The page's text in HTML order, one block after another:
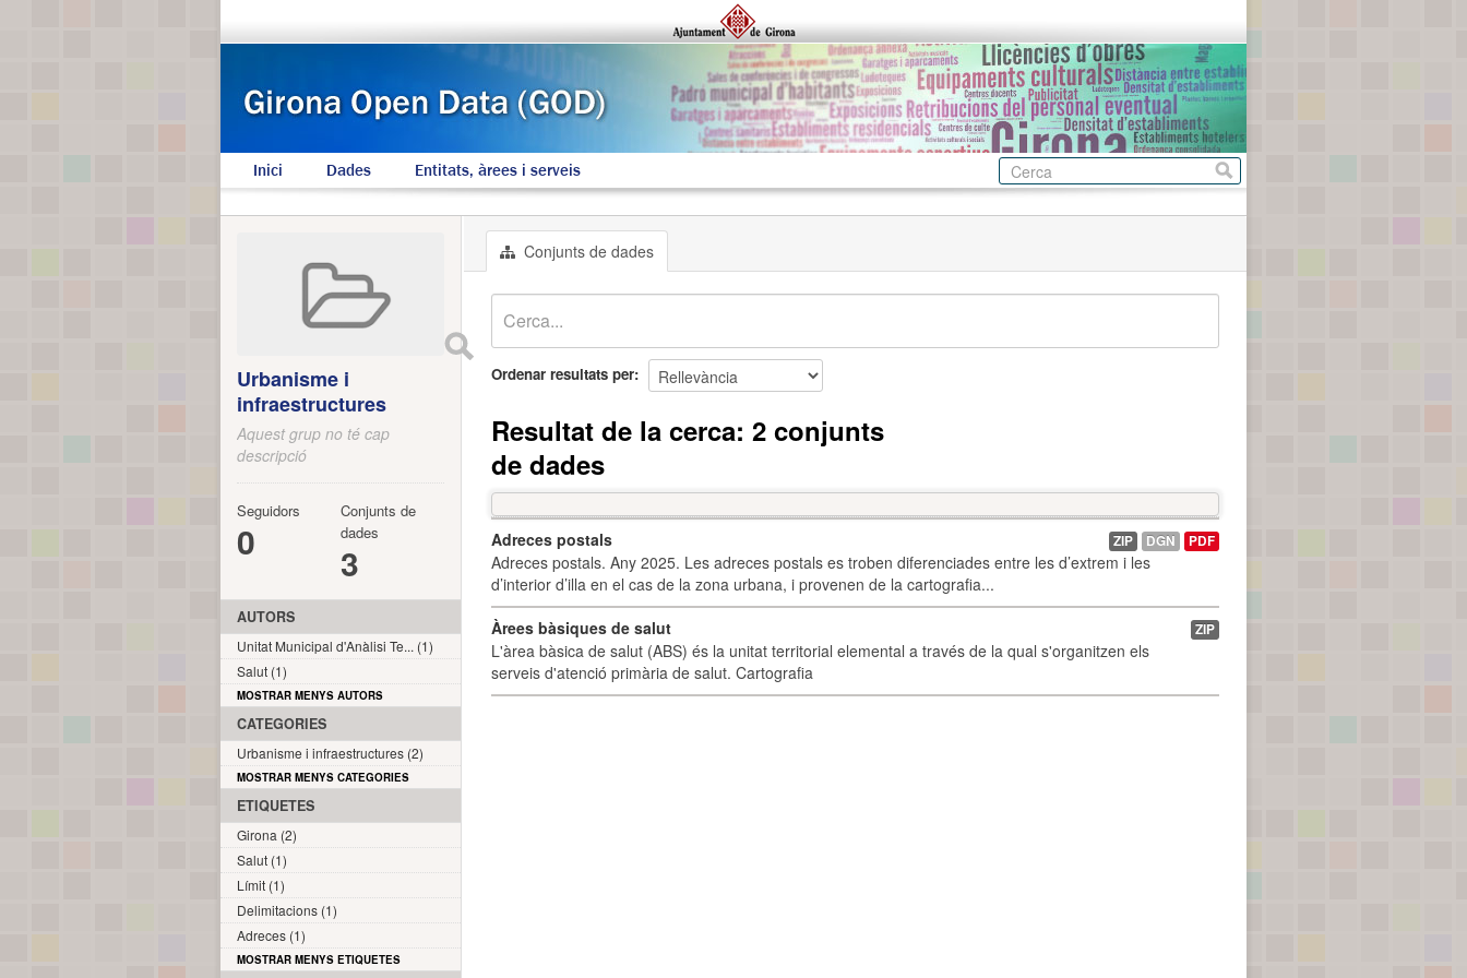
Inici Dades Entitats, àrees i serveis
Conjunts de dades
Ordenar resultats per
Resultat de la cerca: 2 conjunts
de dades
Adreces postals
Adreces postals. Any 2025. Les adreces postals es troben diferenciades entre les d’extrem i les
d’interior d’illa en el cas de la zona urbana, i provenen de la cartografia...
ZIP DGN PDF
Àrees bàsiques de salut
L'àrea bàsica de salut (ABS) és la unitat territorial elemental a través de la qual s'organitzen els
serveis d'atenció primària de salut. Cartografia
ZIP
Urbanisme i
infraestructures
Aquest grup no té cap
descripció
Seguidors
0
Conjunts de
dades
3
AUTORS
Unitat Municipal d'Anàlisi Te... (1)
Salut (1)
MOSTRAR MENYS AUTORS
CATEGORIES
Urbanisme i infraestructures (2)
MOSTRAR MENYS CATEGORIES
ETIQUETES
Girona (2)
Salut (1)
Límit (1)
Delimitacions (1)
Adreces (1)
MOSTRAR MENYS ETIQUETES